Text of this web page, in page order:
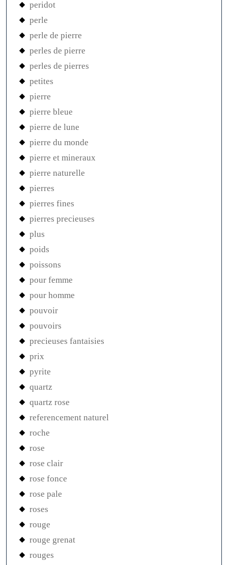
peridot
perle
perle de pierre
perles de pierre
perles de pierres
petites
pierre
pierre bleue
pierre de lune
pierre du monde
pierre et mineraux
pierre naturelle
pierres
pierres fines
pierres precieuses
plus
poids
poissons
pour femme
pour homme
pouvoir
pouvoirs
precieuses fantaisies
prix
pyrite
quartz
quartz rose
referencement naturel
roche
rose
rose clair
rose fonce
rose pale
roses
rouge
rouge grenat
rouges